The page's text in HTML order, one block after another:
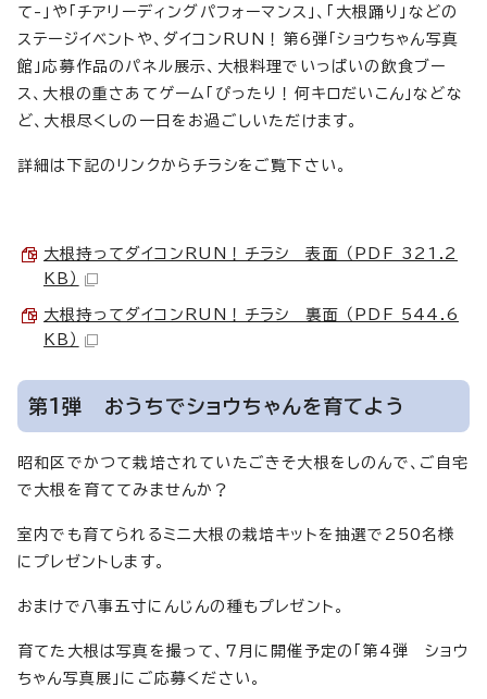
て-」や「チアリーディングパフォーマンス」、「大根踊り」などの
ステージイベントや、ダイコンRUN！第6弾「ショウちゃん写真
館」応募作品のパネル展示、大根料理でいっぱいの飲食ブー
ス、大根の重さあてゲーム「ぴったり！何キロだいこん」などな
ど、大根尽くしの一日をお過ごしいただけます。
詳細は下記のリンクからチラシをご覧下さい。
大根持ってダイコンRUN！チラシ 表面 （PDF 321.2
KB）
大根持ってダイコンRUN！チラシ 裏面 （PDF 544.6
KB）
第1弾 おうちでショウちゃんを育てよう
昭和区でかつて栽培されていたごきそ大根をしのんで、ご自宅
で大根を育ててみませんか？
室内でも育てられるミニ大根の栽培キットを抽選で250名様
にプレゼントします。
おまけで八事五寸にんじんの種もプレゼント。
育てた大根は写真を撮って、7月に開催予定の「第4弾 ショウ
ちゃん写真展」にご応募ください。